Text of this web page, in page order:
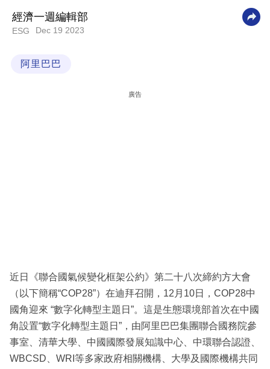
業
科
區
經濟一週編輯部
ESG Dec 19 2023
阿里巴巴
廣告
近日《聯合國氣候變化框架公約》第二十八次締約方大會
（以下簡稱“COP28”）在迪拜召開，12月10日，COP28中
國角迎來 “數字化轉型主題日”。這是生態環境部首次在中國
角設置“數字化轉型主題日”，由阿里巴巴集團聯合國務院參
事室、清華大學、中國國際發展知識中心、中環聯合認證、
WBCSD、WRI等多家政府相關機構、大學及國際機構共同